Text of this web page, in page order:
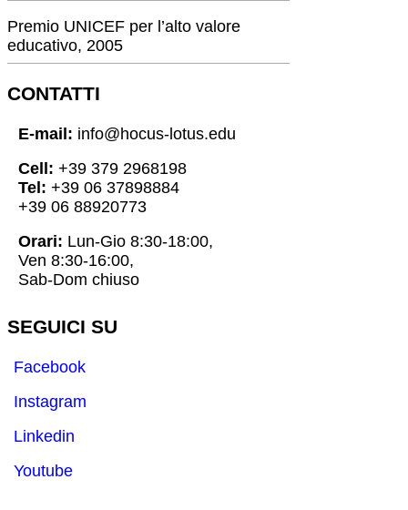
Premio UNICEF per l’alto valore
educativo, 2005
CONTATTI
E-mail: info@hocus-lotus.edu
Cell: +39 379 2968198
Tel: +39 06 37898884
+39 06 88920773
Orari: Lun-Gio 8:30-18:00,
Ven 8:30-16:00,
Sab-Dom chiuso
SEGUICI SU
Facebook
Instagram
Linkedin
Youtube